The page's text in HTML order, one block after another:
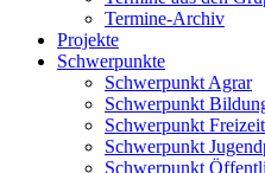
Termine-Archiv
Projekte
Schwerpunkte
Schwerpunkt Agrar
Schwerpunkt
Schwerpunkt Freizeit
Schwerpunkt
Schwerpunkt